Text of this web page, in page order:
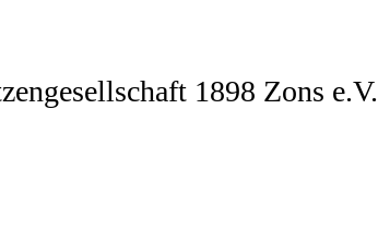
1898 Zons e.V.